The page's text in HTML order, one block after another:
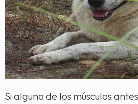
Si alguno de los músculos